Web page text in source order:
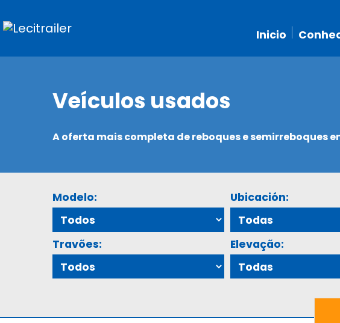
Inicio
Veículos usados
A oferta mais completa de reboques e semirreboques
Modelo: Ubicación:
Travões: Elevação: